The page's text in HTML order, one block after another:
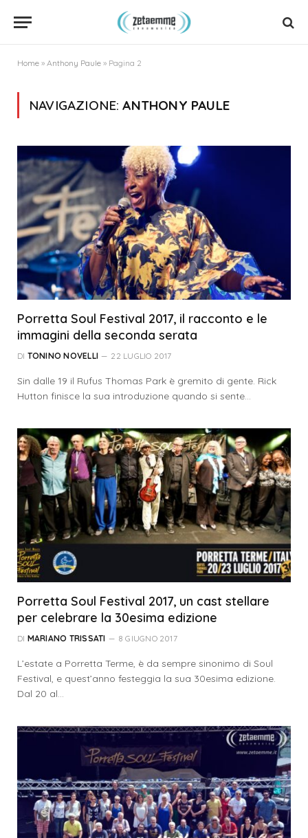
Home » Anthony Paule » Pagina 2
NAVIGAZIONE:ANTHONY PAULE
Porretta Soul Festival 2017, il racconto e le
immagini della seconda serata
DI TONINO NOVELLI 22 LUGLIO 2017
Sin dalle 19 il Rufus Thomas Park è gremito di gente. Rick
Hutton finisce la sua introduzione quando si sente…
Porretta Soul Festival 2017, un cast stellare
per celebrare la 30esima edizione
DI MARIANO TRISSATI 8 GIUGNO 2017
L’estate a Porretta Terme, è da sempre sinonimo di Soul
Festival, e quest’anno festeggia la sua 30esima edizione.
Dal 20 al…